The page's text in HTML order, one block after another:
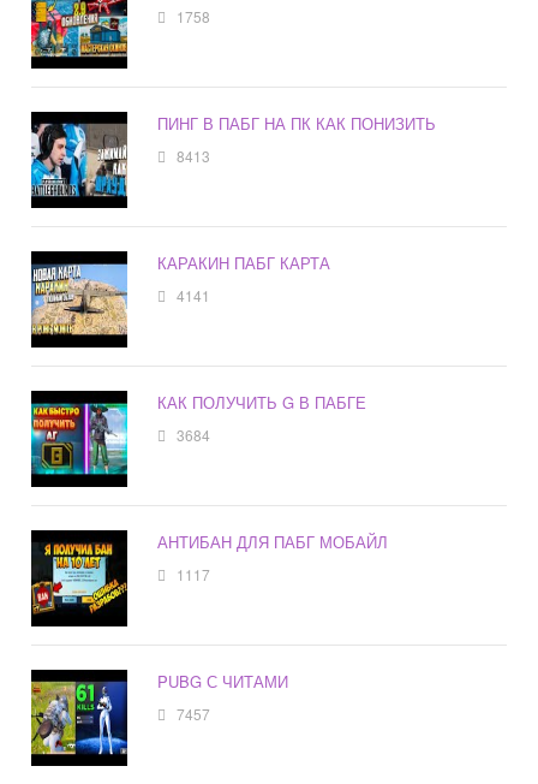
1758
ПИНГ В ПАБГ НА ПК КАК ПОНИЗИТЬ
8413
КАРАКИН ПАБГ КАРТА
4141
КАК ПОЛУЧИТЬ G В ПАБГЕ
3684
АНТИБАН ДЛЯ ПАБГ МОБАЙЛ
1117
PUBG С ЧИТАМИ
7457